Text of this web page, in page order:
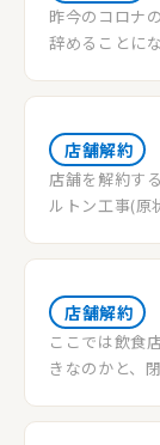
昨今のコロナ
辞めることに
という訳には
はならない事
ます。以上の
不動産企画で
店舗解約
店舗を解約す
ルトン工事(原
おとくな解約
店舗解約
ここでは飲食
きなのかと、
何から考える